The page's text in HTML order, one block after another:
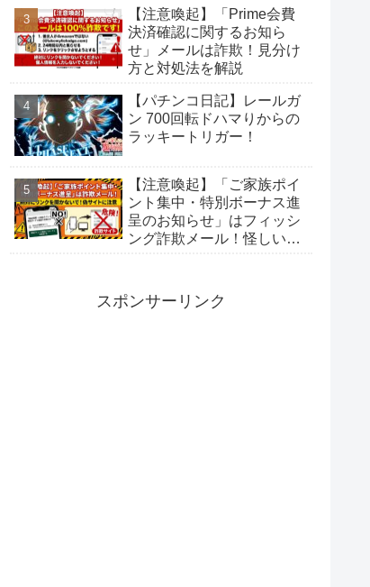
【注意喚起】「Prime会費
決済確認に関するお知ら
せ」メールは詐欺！見分け
方と対処法を解説
【パチンコ日記】レールガ
ン 700回転ドハマりからの
ラッキートリガー！
【注意喚起】「ご家族ポイ
ント集中・特別ボーナス進
呈のお知らせ」はフィッシ
ング詐欺メール！怪しい見
スポンサーリンク